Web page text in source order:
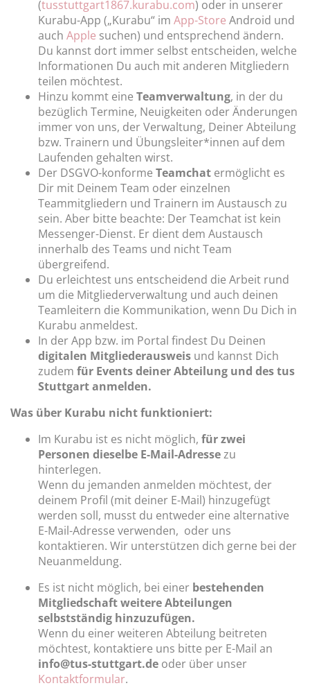
(tusstuttgart1867.kurabu.com) oder in unserer
Kurabu-App („Kurabu“ im App-Store Android und
auch Apple suchen) und entsprechend ändern.
Du kannst dort immer selbst entscheiden, welche
Informationen Du auch mit anderen Mitgliedern
teilen möchtest.
Hinzu kommt eine Teamverwaltung, in der du
bezüglich Termine, Neuigkeiten oder Änderungen
immer von uns, der Verwaltung, Deiner Abteilung
bzw. Trainern und Übungsleiter*innen auf dem
Laufenden gehalten wirst.
Der DSGVO-konforme Teamchat ermöglicht es
Dir mit Deinem Team oder einzelnen
Teammitgliedern und Trainern im Austausch zu
sein. Aber bitte beachte: Der Teamchat ist kein
Messenger-Dienst. Er dient dem Austausch
innerhalb des Teams und nicht Team
übergreifend.
Du erleichtest uns entscheidend die Arbeit rund
um die Mitgliederverwaltung und auch deinen
Teamleitern die Kommunikation, wenn Du Dich in
Kurabu anmeldest.
In der App bzw. im Portal findest Du Deinen
digitalen Mitgliederausweis und kannst Dich
zudem für Events deiner Abteilung und des tus
Stuttgart anmelden.
Was über Kurabu nicht funktioniert:
Im Kurabu ist es nicht möglich, für zwei
Personen dieselbe E-Mail-Adressezu
hinterlegen.
Wenn du jemanden anmelden möchtest, der
deinem Profil (mit deiner E-Mail) hinzugefügt
werden soll, musst du entweder eine alternative
E-Mail-Adresse verwenden, oder uns
kontaktieren. Wir unterstützen dich gerne bei der
Neuanmeldung.
Es ist nicht möglich, bei einer bestehenden
Mitgliedschaft weitere Abteilungen
selbstständig hinzuzufügen.
Wenn du einer weiteren Abteilung beitreten
möchtest, kontaktiere uns bitte per E-Mail an
info@tus-stuttgart.de oder über unser
Kontaktformular.